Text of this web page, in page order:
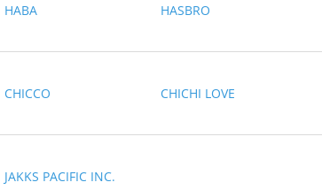
HABA HASBRO
CHICCO CHICHI LOVE
JAKKS PACIFIC INC.